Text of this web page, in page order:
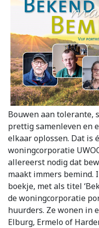
Bouwen aan tolerante,
prettig samenleven en
elkaar oplossen. Dat is
woningcorporatie
allereerst nodig dat
maakt immers bemind.
boekje, met als titel
de woningcorporatie
huurders. Ze wonen in
Elburg, Ermelo of